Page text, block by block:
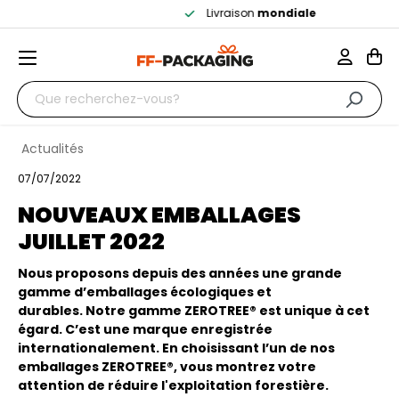
Livraisonmondiale
Actualités
07/07/2022
NOUVEAUX EMBALLAGES
JUILLET 2022
Nous proposons depuis des années une grande
gamme d’emballages écologiques et
durables. Notre gamme ZEROTREE® est unique à cet
égard. C’est une marque enregistrée
internationalement. En choisissant l’un de nos
emballages ZEROTREE®, vous montrez votre
attention de réduire l'exploitation forestière.